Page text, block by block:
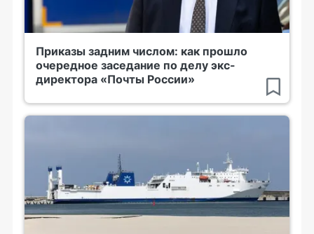
Приказы задним числом: как прошло
очередное заседание по делу экс-
директора «Почты России»